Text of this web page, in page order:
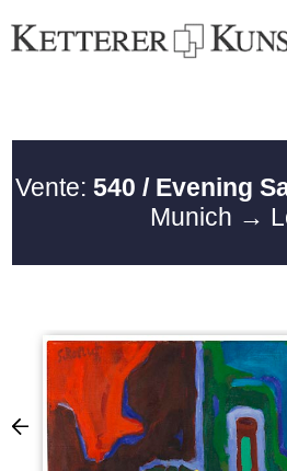
Vente: 540 / Evening
Munich →